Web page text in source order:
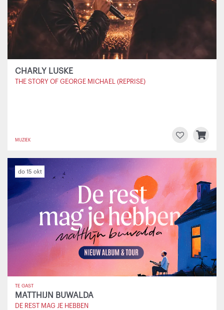
CHARLY LUSKE
THE STORY OF GEORGE MICHAEL (REPRISE)
MUZIEK
MATTHIJN BUWALDA
DE REST MAG JE HEBBEN
TE GAST
do 15 okt